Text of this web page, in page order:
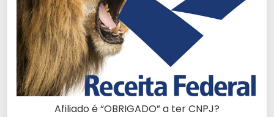
Afiliado é “OBRIGADO” a ter CNPJ?